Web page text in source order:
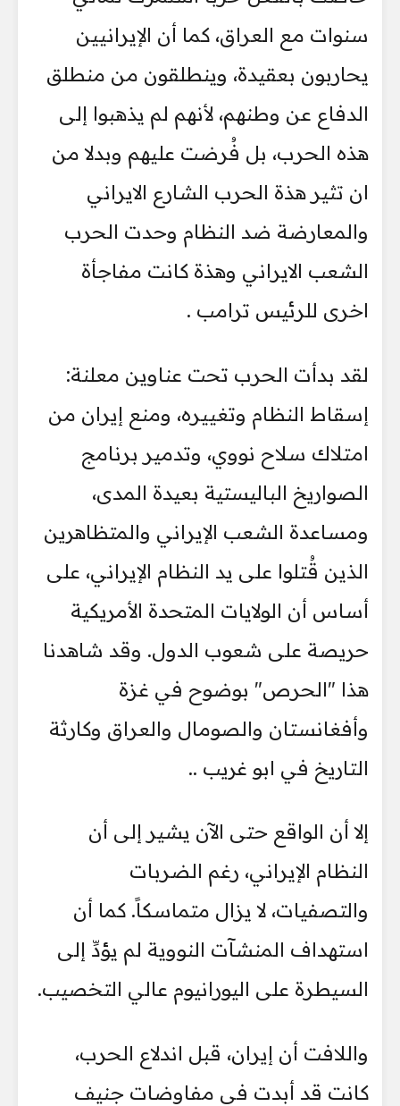
سنوات مع العراق، كما أن الإيرانيين
يحاربون بعقيدة، وينطلقون من منطلق
الدفاع عن وطنهم، لأنهم لم يذهبوا إلى
هذه الحرب، بل فُرضت عليهم وبدلا من
ان تثير هذة الحرب الشارع الايراني
والمعارضة ضد النظام وحدت الحرب
الشعب الايراني وهذة كانت مفاجأة
اخرى للرئيس ترامب .
لقد بدأت الحرب تحت عناوين معلنة:
إسقاط النظام وتغييره، ومنع إيران من
امتلاك سلاح نووي، وتدمير برنامج
الصواريخ الباليستية بعيدة المدى،
ومساعدة الشعب الإيراني والمتظاهرين
الذين قُتلوا على يد النظام الإيراني، على
أساس أن الولايات المتحدة الأمريكية
حريصة على شعوب الدول. وقد شاهدنا
هذا "الحرص" بوضوح في غزة
وأفغانستان والصومال والعراق وكارثة
التاريخ في ابو غريب ..
إلا أن الواقع حتى الآن يشير إلى أن
النظام الإيراني، رغم الضربات
والتصفيات، لا يزال متماسكاً. كما أن
استهداف المنشآت النووية لم يؤدِّ إلى
السيطرة على اليورانيوم عالي التخصيب.
واللافت أن إيران، قبل اندلاع الحرب،
كانت قد أبدت في مفاوضات جنيف